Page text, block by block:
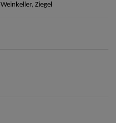
Weinkeller Ziegel